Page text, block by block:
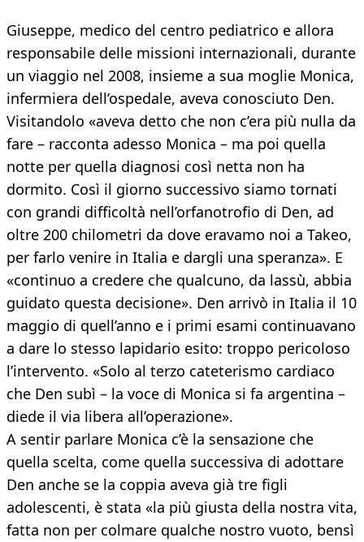
Giuseppe, medico del centro pediatrico e allora
responsabile delle missioni internazionali, durante
un viaggio nel 2008, insieme a sua moglie Monica,
infermiera dell’ospedale, aveva conosciuto Den.
Visitandolo «aveva detto che non c’era più nulla da
fare – racconta adesso Monica – ma poi quella
notte per quella diagnosi così netta non ha
dormito. Così il giorno successivo siamo tornati
con grandi difficoltà nell’orfanotrofio di Den, ad
oltre 200 chilometri da dove eravamo noi a Takeo,
per farlo venire in Italia e dargli una speranza». E
«continuo a credere che qualcuno, da lassù, abbia
guidato questa decisione». Den arrivò in Italia il 10
maggio di quell’anno e i primi esami continuavano
a dare lo stesso lapidario esito: troppo pericoloso
l’intervento. «Solo al terzo cateterismo cardiaco
che Den subì – la voce di Monica si fa argentina –
diede il via libera all’operazione».
A sentir parlare Monica c’è la sensazione che
quella scelta, come quella successiva di adottare
Den anche se la coppia aveva già tre figli
adolescenti, è stata «la più giusta della nostra vita,
fatta non per colmare qualche nostro vuoto, bensì